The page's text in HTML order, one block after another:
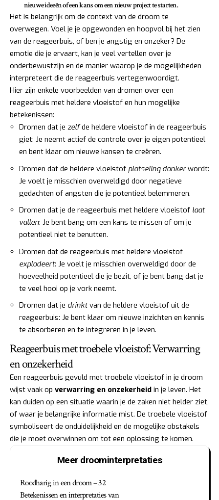
nieuwe ideeën of een kans om een nieuw project te starten.
Het is belangrijk om de context van de droom te
overwegen. Voel je je opgewonden en hoopvol bij het zien
van de reageerbuis, of ben je angstig en onzeker? De
emotie die je ervaart, kan je veel vertellen over je
onderbewustzijn en de manier waarop je de mogelijkheden
interpreteert die de reageerbuis vertegenwoordigt.
Hier zijn enkele voorbeelden van dromen over een
reageerbuis met heldere vloeistof en hun mogelijke
betekenissen:
Dromen dat je zelfde heldere vloeistof in de reageerbuis
giet: Je neemt actief de controle over je eigen potentieel
en bent klaar om nieuwe kansen te creëren.
Dromen dat de heldere vloeistof plotseling donkerwordt:
Je voelt je misschien overweldigd door negatieve
gedachten of angsten die je potentieel belemmeren.
Dromen dat je de reageerbuis met heldere vloeistof laat
vallen: Je bent bang om een kans te missen of om je
potentieel niet te benutten.
Dromen dat de reageerbuis met heldere vloeistof
explodeert: Je voelt je misschien overweldigd door de
hoeveelheid potentieel die je bezit, of je bent bang dat je
te veel hooi op je vork neemt.
Dromen dat je drinktvan de heldere vloeistof uit de
reageerbuis: Je bent klaar om nieuwe inzichten en kennis
te absorberen en te integreren in je leven.
Reageerbuis met troebele vloeistof: Verwarring
en onzekerheid
Een reageerbuis gevuld met troebele vloeistof in je droom
wijst vaak op verwarring en onzekerheid in je leven. Het
kan duiden op een situatie waarin je de zaken niet helder ziet,
of waar je belangrijke informatie mist. De troebele vloeistof
symboliseert de onduidelijkheid en de mogelijke obstakels
die je moet overwinnen om tot een oplossing te komen.
Meer droominterpretaties
Roodharig in een droom – 32
Betekenissen en interpretaties van